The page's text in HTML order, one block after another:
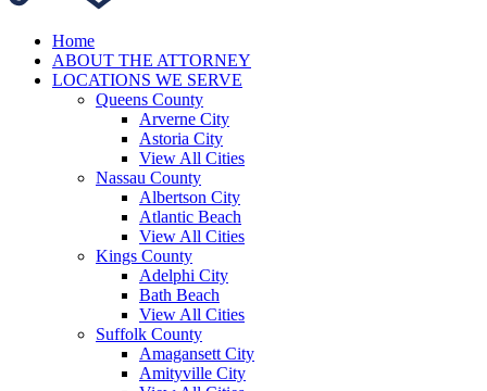
Home
ABOUT THE ATTORNEY
LOCATIONS WE SERVE
Queens County
Arverne City
Astoria City
View All Cities
Nassau County
Albertson City
Atlantic Beach
View All Cities
Kings County
Adelphi City
Bath Beach
View All Cities
Suffolk County
Amagansett City
Amityville City